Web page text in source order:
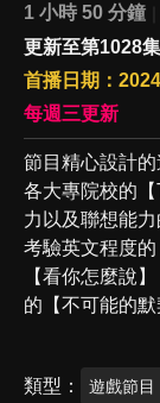
1 小時 50 分鐘
更新至第1028集
首播日期：
每週三更新
節目精心設計
各大專院校的
力以及聯想能
考驗英文程度
【看你怎麼說
的【不可能的
類型 遊戲節目